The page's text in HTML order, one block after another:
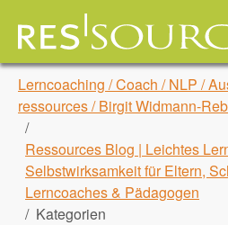
Skip to main navigation
Zum Hauptinhalt springen
Skip to page footer
Sie sind hier:
Lerncoaching / Coach / NLP /
ressources / Birgit Widmann-
Ressources Blog | Leichtes
Selbstwirksamkeit für Eltern,
Lerncoaches & Pädagogen
Kategorien